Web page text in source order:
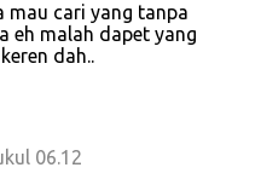
mau cari yang tanpa
eh malah dapet yang
dah..
06.12